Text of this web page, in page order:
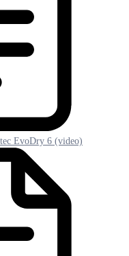
EvoDry 6 (video)